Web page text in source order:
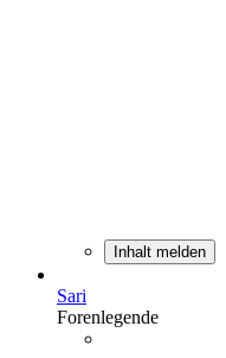
Inhalt melden
Sari
Forenlegende